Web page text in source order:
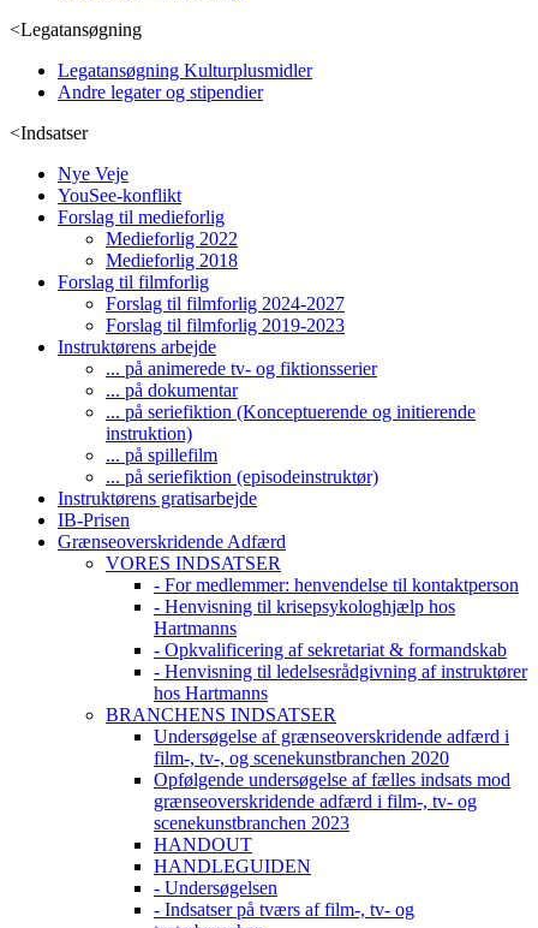
<Legatansøgning
Legatansøgning Kulturplusmidler
Andre legater og stipendier
<Indsatser
Nye Veje
YouSee-konflikt
Forslag til medieforlig
Medieforlig 2022
Medieforlig 2018
Forslag til filmforlig
Forslag til filmforlig 2024-2027
Forslag til filmforlig 2019-2023
Instruktørens arbejde
... på animerede tv- og fiktionsserier
... på dokumentar
... på seriefiktion (Konceptuerende og initierende
instruktion)
... på spillefilm
... på seriefiktion (episodeinstruktør)
Instruktørens gratisarbejde
IB-Prisen
Grænseoverskridende Adfærd
VORES INDSATSER
- For medlemmer: henvendelse til kontaktperson
- Henvisning til krisepsykologhjælp hos
Hartmanns
- Opkvalificering af sekretariat & formandskab
- Henvisning til ledelsesrådgivning af instruktører
hos Hartmanns
BRANCHENS INDSATSER
Undersøgelse af grænseoverskridende adfærd i
film-, tv-, og scenekunstbranchen 2020
Opfølgende undersøgelse af fælles indsats mod
grænseoverskridende adfærd i film-, tv- og
scenekunstbranchen 2023
HANDOUT
HANDLEGUIDEN
- Undersøgelsen
- Indsatser på tværs af film-, tv- og